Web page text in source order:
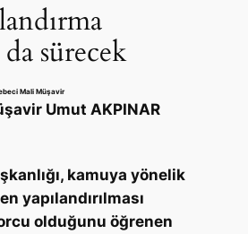
sürecek
Mali Müşavir
Umut AKPINAR
kamuya yönelik
yapılandırılması
olduğunu öğrenen